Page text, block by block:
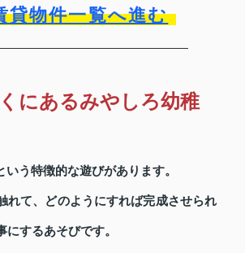
貸物件一覧へ進む
にあるみやしろ幼稚
いう特徴的な遊びがあります。
れて、どのようにすれば完成させられ
にするあそびです。